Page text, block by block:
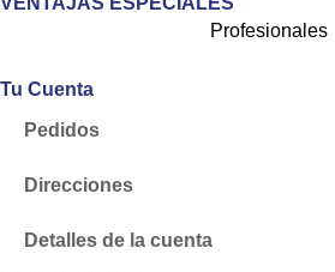
Profesionales
Tu Cuenta
Pedidos
Direcciones
Detalles de la cuenta